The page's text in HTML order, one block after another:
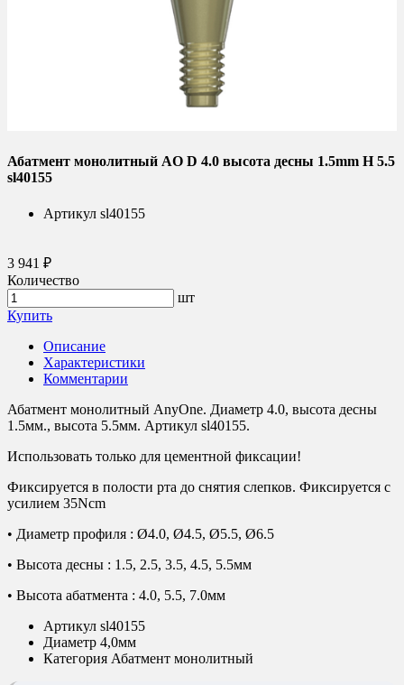
Абатмент монолитный AO D 4.0 высота десны 1.5mm H 5.5
sl40155
Артикул sl40155
3 941 ₽
Количество
шт
Купить
Описание
Характеристики
Комментарии
Абатмент монолитный AnyOne. Диаметр 4.0, высота десны
1.5мм., высота 5.5мм. Артикул sl40155.
Использовать только для цементной фиксации!
Фиксируется в полости рта до снятия слепков. Фиксируется с
усилием 35Ncm
• Диаметр профиля : Ø4.0, Ø4.5, Ø5.5, Ø6.5
• Высота десны : 1.5, 2.5, 3.5, 4.5, 5.5мм
• Высота абатмента : 4.0, 5.5, 7.0мм
Артикул sl40155
Диаметр 4,0мм
Категория Абатмент монолитный